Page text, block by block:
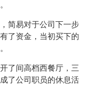
简易对于公司下一步
了资金，当初买下的
了间高档西餐厅，三
了公司职员的休息活